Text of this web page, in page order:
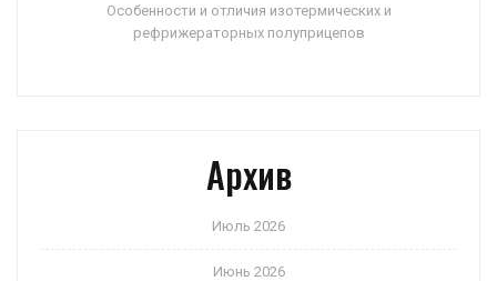
Особенности и отличия изотермических и
рефрижераторных полуприцепов
Архив
Июль 2026
Июнь 2026